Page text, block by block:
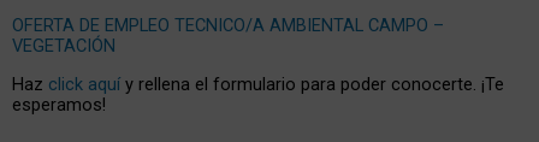
OFERTA DE EMPLEO TECNICO/A AMBIENTAL CAMPO –
VEGETACIÓN
Haz click aquí y rellena el formulario para poder conocerte. ¡Te
esperamos!